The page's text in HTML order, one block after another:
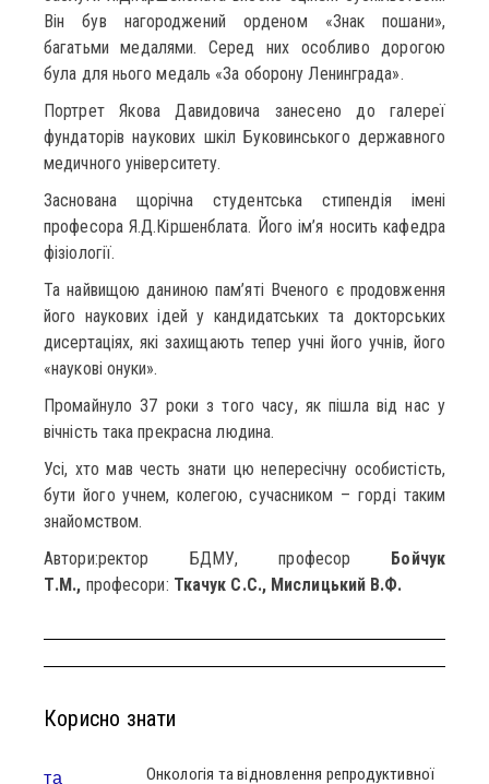
Він був нагороджений орденом «Знак пошани»,
багатьми медалями. Серед них особливо дорогою
була для нього медаль «За оборону Ленинграда».
Портрет Якова Давидовича занесено до галереї
фундаторів наукових шкіл Буковинського державного
медичного університету.
Заснована щорічна студентська стипендія імені
професора Я.Д.Кіршенблата. Його ім’я носить кафедра
фізіології.
Та найвищою даниною пам’яті Вченого є продовження
його наукових ідей у кандидатських та докторських
дисертаціях, які захищають тепер учні його учнів, його
«наукові онуки».
Промайнуло 37 роки з того часу, як пішла від нас у
вічність така прекрасна людина.
Усі, хто мав честь знати цю непересічну особистість,
бути його учнем, колегою, сучасником – горді таким
знайомством.
Автори:ректор БДМУ, професор Бойчук
Т.М., професори: Ткачук С.С., Мислицький В.Ф.
Корисно знати
Онкологія та відновлення репродуктивної